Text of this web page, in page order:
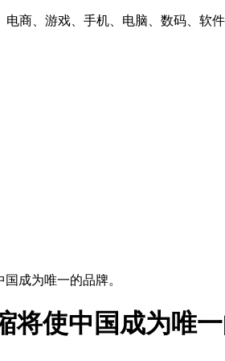
商、游戏、手机、电脑、数码、软
成为唯一的品牌。
使中国成为唯一